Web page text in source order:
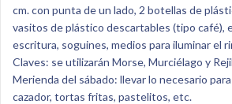
cm. con punta de un lado, 2 botellas de
vasitos de plástico descartables (tipo café),
escritura, soguines, medios para iluminar el
Claves: se utilizarán Morse, Murciélago y
Merienda del sábado: llevar lo necesario
cazador, tortas fritas, pastelitos, etc.